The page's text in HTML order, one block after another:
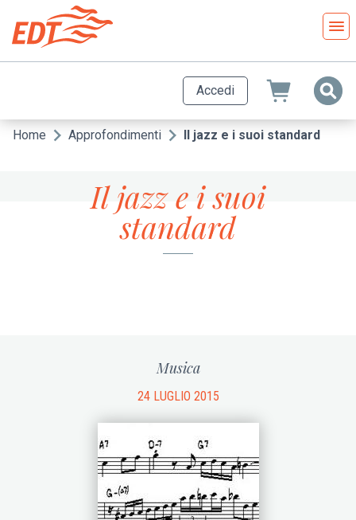
contenuto
principale
Accedi
Briciole
Home Approfondimenti Il jazz e i suoi standard
Il jazz e i suoi
standard
Musica
24 LUGLIO 2015